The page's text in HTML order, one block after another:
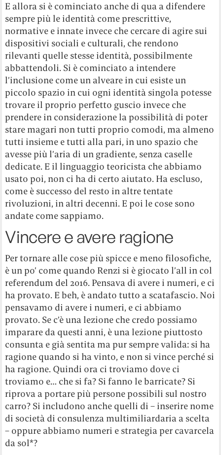
E allora si è cominciato anche di qua a difendere
sempre più le identità come prescrittive,
normative e innate invece che cercare di agire sui
dispositivi sociali e culturali, che rendono
rilevanti quelle stesse identità, possibilmente
abbattendoli. Si è cominciato a intendere
l’inclusione come un alveare in cui esiste un
piccolo spazio in cui ogni identità singola potesse
trovare il proprio perfetto guscio invece che
prendere in considerazione la possibilità di poter
stare magari non tutti proprio comodi, ma almeno
tutti insieme e tutti alla pari, in uno spazio che
avesse più l’aria di un gradiente, senza caselle
dedicate. E il linguaggio teoricista che abbiamo
usato poi, non ci ha di certo aiutato. Ha escluso,
come è successo del resto in altre tentate
rivoluzioni, in altri decenni. E poi le cose sono
andate come sappiamo.
Vincere e avere ragione
Per tornare alle cose più spicce e meno filosofiche,
è un po’ come quando Renzi si è giocato l’all in col
referendum del 2016. Pensava di avere i numeri, e ci
ha provato. E beh, è andato tutto a scatafascio. Noi
pensavamo di avere i numeri, e ci abbiamo
provato. Se c’è una lezione che credo possiamo
imparare da questi anni, è una lezione piuttosto
consunta e già sentita ma pur sempre valida: si ha
ragione quando si ha vinto, e non si vince perché si
ha ragione. Quindi ora ci troviamo dove ci
troviamo e… che si fa? Si fanno le barricate? Si
riprova a portare più persone possibili sul nostro
carro? Si includono anche quelli di – inserire nome
di società di consulenza multimiliardaria a scelta
– oppure abbiamo numeri e strategia per cavarcela
da sol*?